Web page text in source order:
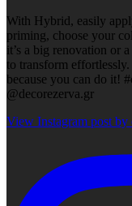
With Hybrid, easily
priming, choose your
it’s a big renovation or
to transform
because you can do it!
@decorezerva.gr
View Instagram post by